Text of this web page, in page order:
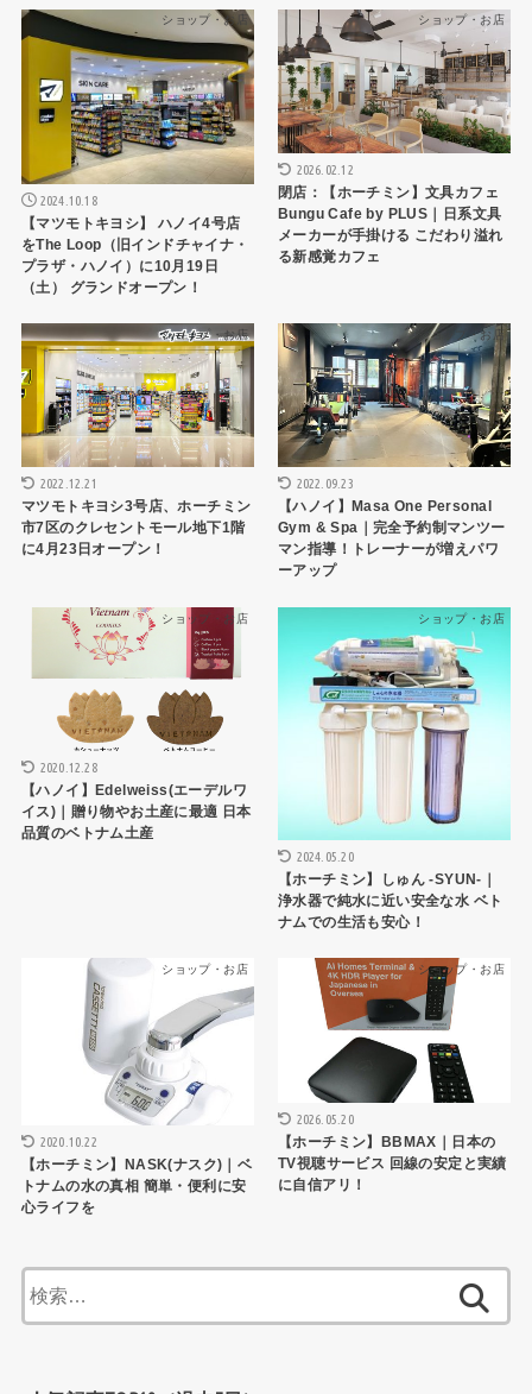
ショップ・お店
2024.10.18
【マツモトキヨシ】 ハノイ4号店
をThe Loop（旧インドチャイナ・
プラザ・ハノイ）に10月19日
（土） グランドオープン！
ショップ・お店
2026.02.12
閉店：【ホーチミン】文具カフェ
Bungu Cafe by PLUS｜日系文具
メーカーが手掛ける こだわり溢れ
る新感覚カフェ
ショップ・お店
2022.12.21
マツモトキヨシ3号店、ホーチミン
市7区のクレセントモール地下1階
に4月23日オープン！
ショップ・お店
2022.09.23
【ハノイ】Masa One Personal
Gym & Spa｜完全予約制マンツー
マン指導！トレーナーが増えパワ
ーアップ
ショップ・お店
2020.12.28
【ハノイ】Edelweiss(エーデルワ
イス)｜贈り物やお土産に最適 日本
品質のベトナム土産
ショップ・お店
2024.05.20
【ホーチミン】しゅん -SYUN-｜
浄水器で純水に近い安全な水 ベト
ナムでの生活も安心！
ショップ・お店
2020.10.22
【ホーチミン】NASK(ナスク)｜ベ
トナムの水の真相 簡単・便利に安
心ライフを
ショップ・お店
2026.05.20
【ホーチミン】BBMAX｜日本の
TV視聴サービス 回線の安定と実績
に自信アリ！
索: